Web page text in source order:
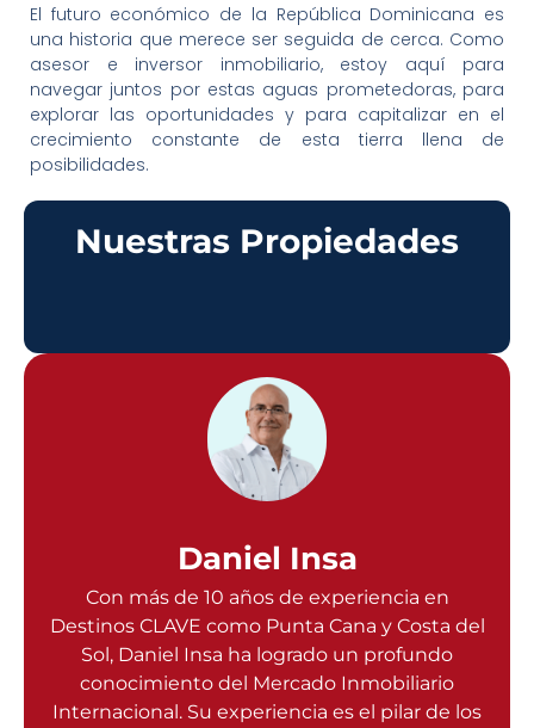
El futuro económico de la República Dominicana es
una historia que merece ser seguida de cerca. Como
asesor e inversor inmobiliario, estoy aquí para
navegar juntos por estas aguas prometedoras, para
explorar las oportunidades y para capitalizar en el
crecimiento constante de esta tierra llena de
posibilidades.
Nuestras Propiedades
Daniel Insa
Con más de 10 años de experiencia en
Destinos CLAVE como Punta Cana y Costa del
Sol, Daniel Insa ha logrado un profundo
conocimiento del Mercado Inmobiliario
Internacional. Su experiencia es el pilar de los